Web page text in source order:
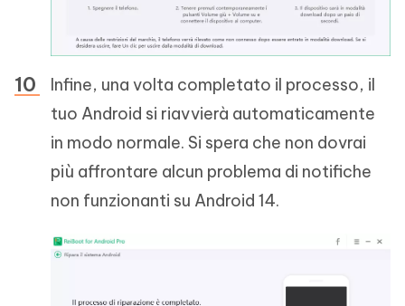
Infine, una volta completato il processo, il
tuo Android si riavvierà automaticamente
in modo normale. Si spera che non dovrai
più affrontare alcun problema di notifiche
non funzionanti su Android 14.